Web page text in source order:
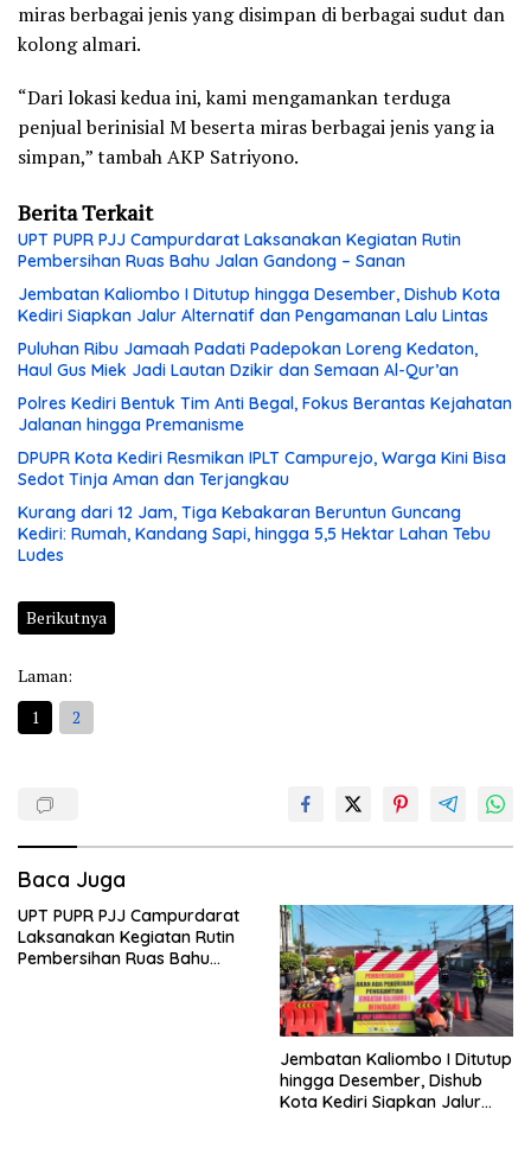
miras berbagai jenis yang disimpan di berbagai sudut dan
kolong almari.
“Dari lokasi kedua ini, kami mengamankan terduga
penjual berinisial M beserta miras berbagai jenis yang ia
simpan,” tambah AKP Satriyono.
Berita Terkait
UPT PUPR PJJ Campurdarat Laksanakan Kegiatan Rutin
Pembersihan Ruas Bahu Jalan Gandong – Sanan
Jembatan Kaliombo I Ditutup hingga Desember, Dishub Kota
Kediri Siapkan Jalur Alternatif dan Pengamanan Lalu Lintas
Puluhan Ribu Jamaah Padati Padepokan Loreng Kedaton,
Haul Gus Miek Jadi Lautan Dzikir dan Semaan Al-Qur’an
Polres Kediri Bentuk Tim Anti Begal, Fokus Berantas Kejahatan
Jalanan hingga Premanisme
DPUPR Kota Kediri Resmikan IPLT Campurejo, Warga Kini Bisa
Sedot Tinja Aman dan Terjangkau
Kurang dari 12 Jam, Tiga Kebakaran Beruntun Guncang
Kediri: Rumah, Kandang Sapi, hingga 5,5 Hektar Lahan Tebu
Ludes
Berikutnya
Laman:
1
2
Baca Juga
UPT PUPR PJJ Campurdarat
Laksanakan Kegiatan Rutin
Pembersihan Ruas Bahu
Jembatan Kaliombo I Ditutup
hingga Desember, Dishub
Kota Kediri Siapkan Jalur